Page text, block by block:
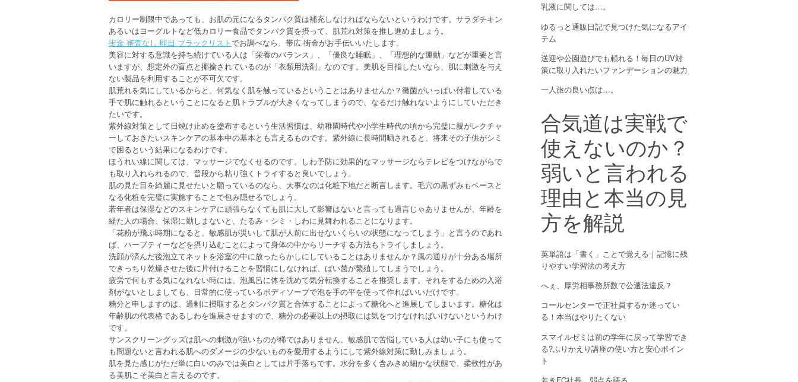
カロリー制限中であっても、お肌の元になるタンパク質は補充しなければならないというわけです。サラダチキン
あるいはヨーグルトなど低カロリー食品でタンパク質を摂って、肌荒れ対策を推し進めましょう。
街金 審査なし 即日 ブラックリストでお調べなら、帯広 街金がお手伝いいたします。
美容に対する意識を持ち続けている人は「栄養のバランス」、「優良な睡眠」、「理想的な運動」などが重要と言
いますが、想定外の盲点と揶揄されているのが「衣類用洗剤」なのです。美肌を目指したいなら、肌に刺激を与え
ない製品を利用することが不可欠です。
肌荒れを気にしているからと、何気なく肌を触っているということはありませんか？黴菌がいっぱい付着している
手で肌に触れるということになると肌トラブルが大きくなってしまうので、なるだけ触れないようにしていただき
たいです。
紫外線対策として日焼け止めを塗布するという生活習慣は、幼稚園時代や小学生時代の頃から完璧に親がレクチャ
ーしておきたいスキンケアの基本中の基本とも言えるものです。紫外線に長時間晒されると、将来その子供がシミ
で困るという結果になるわけです。
ほうれい線に関しては、マッサージでなくせるのです。しわ予防に効果的なマッサージならテレビをつけながらで
も取り入れられるので、普段から粘り強くトライすると良いでしょう。
肌の見た目を綺麗に見せたいと願っているのなら、大事なのは化粧下地だと断言します。毛穴の黒ずみもベースと
なる化粧を完璧に実施することで包み隠せるでしょう。
若年者は保湿などのスキンケアに頑張らなくても肌に大して影響はないと言っても過言じゃありませんが、年齢を
経た人の場合、保湿に勤しまないと、たるみ・シミ・しわに見舞われることになります。
「花粉が飛ぶ時期になると、敏感肌が災いして肌が人前に出せないくらいの状態になってしまう」と言うのであれ
ば、ハーブティーなどを摂り込むことによって身体の中からリーチする方法もトライしましょう。
洗顔が済んだ後泡立てネットを浴室の中に放ったらかしにしていることはありませんか？風の通りが十分ある場所
できっちり乾燥させた後に片付けることを習慣にしなければ、ばい菌が繁殖してしまうでしょう。
疲労で何もする気になれない時には、泡風呂に体を沈めて気分転換することを推奨します。それをするための入浴
剤がないとしましても、日常的に使っているボディソープで泡を手の平を使って作ればいいだけです。
糖分と申しますのは、過剰に摂取するとタンパク質と合体することによって糖化へと進展してしまいます。糖化は
年齢肌の代表格であるしわを進展させますので、糖分の必要以上の摂取には気をつけなければいけないというわけ
です。
サンスクリーングッズは肌への刺激が強いものが稀ではありません。敏感肌で苦悩している人は幼い子にも使って
も問題ないと言われる肌へのダメージの少ないものを愛用するようにして紫外線対策に勤しみましょう。
肌を見た感じがただ単に白いのみでは美白としては片手落ちです。水分を多く含みきめ細かな状態で、柔軟性があ
る美肌こそ美白と言えるのです。
乳液に関しては…。
ゆるっと通販日記で見つけた気になるアイ
テム
送迎や公園遊びでも頼れる！毎日のUV対
策に取り入れたいファンデーションの魅力
一人旅の良い点は…。
合気道は実戦で
使えないのか？
弱いと言われる
理由と本当の見
方を解説
英単語は「書く」ことで覚える｜記憶に残
りやすい学習法の考え方
へぇ、厚労相事務所数で公選法違反？
コールセンターで正社員するか迷ってい
る！本当はやりたくない
スマイルゼミは前の学年に戻って学習でき
る?ふりかえり講座の使い方と安心ポイン
ト